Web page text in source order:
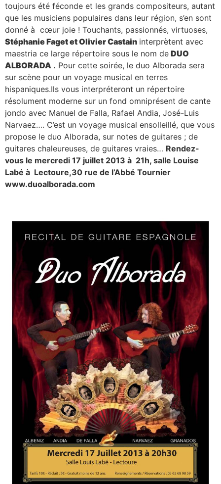
toujours été féconde et les grands compositeurs, autant
que les musiciens populaires dans leur région, s’en sont
donné à cœur joie ! Touchants, passionnés, virtuoses,
Stéphanie Faget et Olivier Castain interprètent avec
maestria ce large répertoire sous le nom de DUO
ALBORADA . Pour cette soirée, le duo Alborada sera
sur scène pour un voyage musical en terres
hispaniques.Ils vous interpréteront un répertoire
résolument moderne sur un fond omniprésent de cante
jondo avec Manuel de Falla, Rafael Andia, José-Luis
Narvaez…. C’est un voyage musical ensolleillé, que vous
propose le duo Alborada, sur notes de guitares ; de
guitares chaleureuses, de guitares vraies… Rendez-
vous le mercredi 17 juillet 2013 à 21h, salle Louise
Labé à Lectoure,30 rue de l’Abbé Tournier
www.duoalborada.com